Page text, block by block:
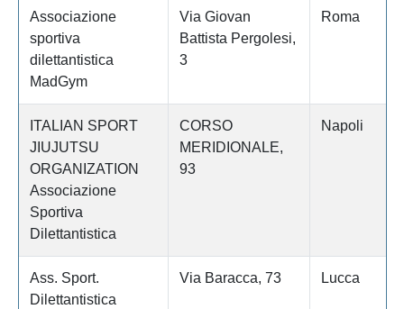
Associazione
sportiva
dilettantistica
MadGym
Via Giovan
Battista Pergolesi,
3
Roma
ITALIAN SPORT
JIUJUTSU
ORGANIZATION
Associazione
Sportiva
Dilettantistica
CORSO
MERIDIONALE,
93
Napoli
Ass. Sport.
Dilettantistica
Via Baracca, 73 Lucca